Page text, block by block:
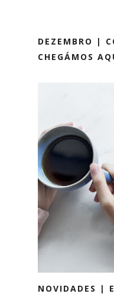
DEZEMBRO |
CHEGÁMOS
NOVIDADES |